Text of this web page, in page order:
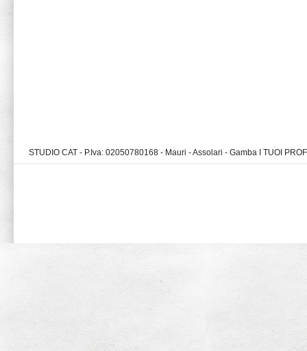
STUDIO CAT - P.Iva: 02050780168 - Mauri - Assolari - Gamba I TUOI